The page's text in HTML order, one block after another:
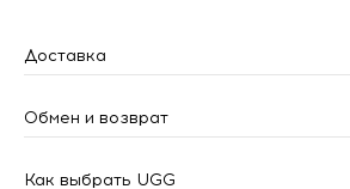
Доставка
Обмен и возврат
Как выбрать UGG